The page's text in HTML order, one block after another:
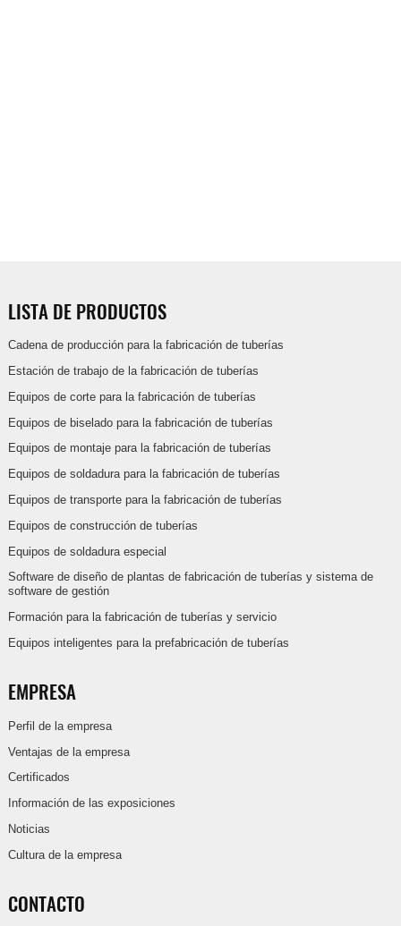
LISTA DE PRODUCTOS
Cadena de producción para la fabricación de tuberías
Estación de trabajo de la fabricación de tuberías
Equipos de corte para la fabricación de tuberías
Equipos de biselado para la fabricación de tuberías
Equipos de montaje para la fabricación de tuberías
Equipos de soldadura para la fabricación de tuberías
Equipos de transporte para la fabricación de tuberías
Equipos de construcción de tuberías
Equipos de soldadura especial
Software de diseño de plantas de fabricación de tuberías y sistema de
software de gestión
Formación para la fabricación de tuberías y servicio
Equipos inteligentes para la prefabricación de tuberías
EMPRESA
Perfil de la empresa
Ventajas de la empresa
Certificados
Información de las exposiciones
Noticias
Cultura de la empresa
CONTACTO